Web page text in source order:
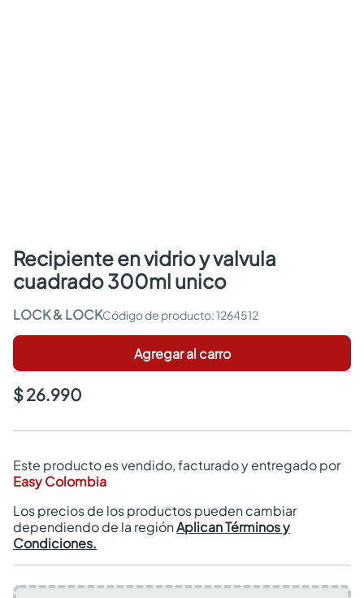
recipiente en vidrio y valvula
cuadrado 300ml unico
LOCK & LOCK :1264512
Agregar al carro
$ 26.990
Este producto es vendido, facturado y entregado por
Easy Colombia
Los precios de los productos pueden cambiar
dependiendo de la regiónAplican Términos y
Condiciones.